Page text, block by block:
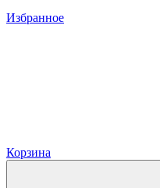
Избранное
Корзина